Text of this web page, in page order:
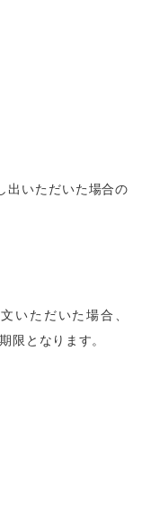
出いただいた場合の
いただいた場合、
限となります。